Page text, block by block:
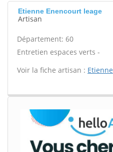
Etienne Enencourt leage
Artisan
Département: 60
Entretien espaces verts -
Voir la fiche artisan : Etienne